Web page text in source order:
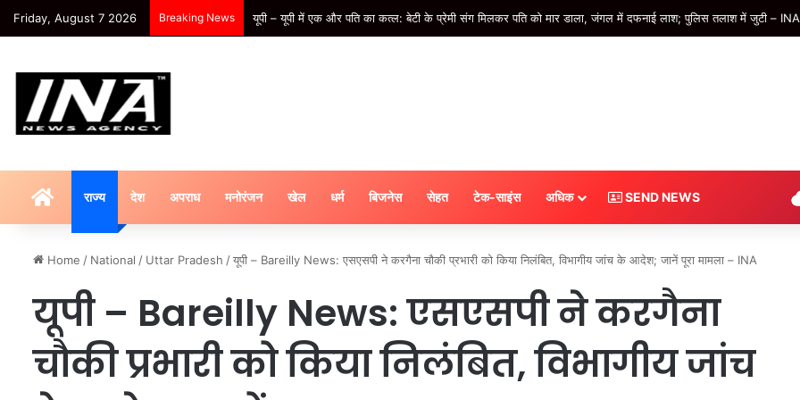
Friday, August 7 2026 Breaking News Sport : शुभमन गिल नहीं हुए फिट, श्रीलंका के खिलाफ केएल राहुल संभालेंगे भारत की कमान, BCCI ने खुद दी जानकारी #INA
HOMEराज्य देश अपराध मनोरंजन खेल धर्म बिजनेस सेहत टेक-साइंस अधिक SEND NEWS
Home / National / Uttar Pradesh /यूपी – Bareilly News: एसएसपी ने करगैना चौकी प्रभारी को किया निलंबित, विभागीय जांच के आदेश; जानें पूरा मामला – INA
यूपी – Bareilly News: एसएसपी ने करगैना
चौकी प्रभारी को किया निलंबित, विभागीय जांच